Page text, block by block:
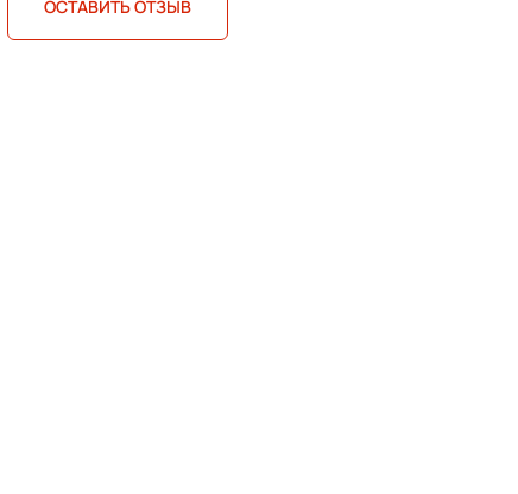
Комфортный и очень уютный дом. Отдельное
спасибо, менеджеру Анастасии, за полное
ОСТАВИТЬ ОТЗЫВ